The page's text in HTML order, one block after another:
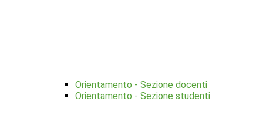
Orientamento - Sezione docenti
Orientamento - Sezione studenti